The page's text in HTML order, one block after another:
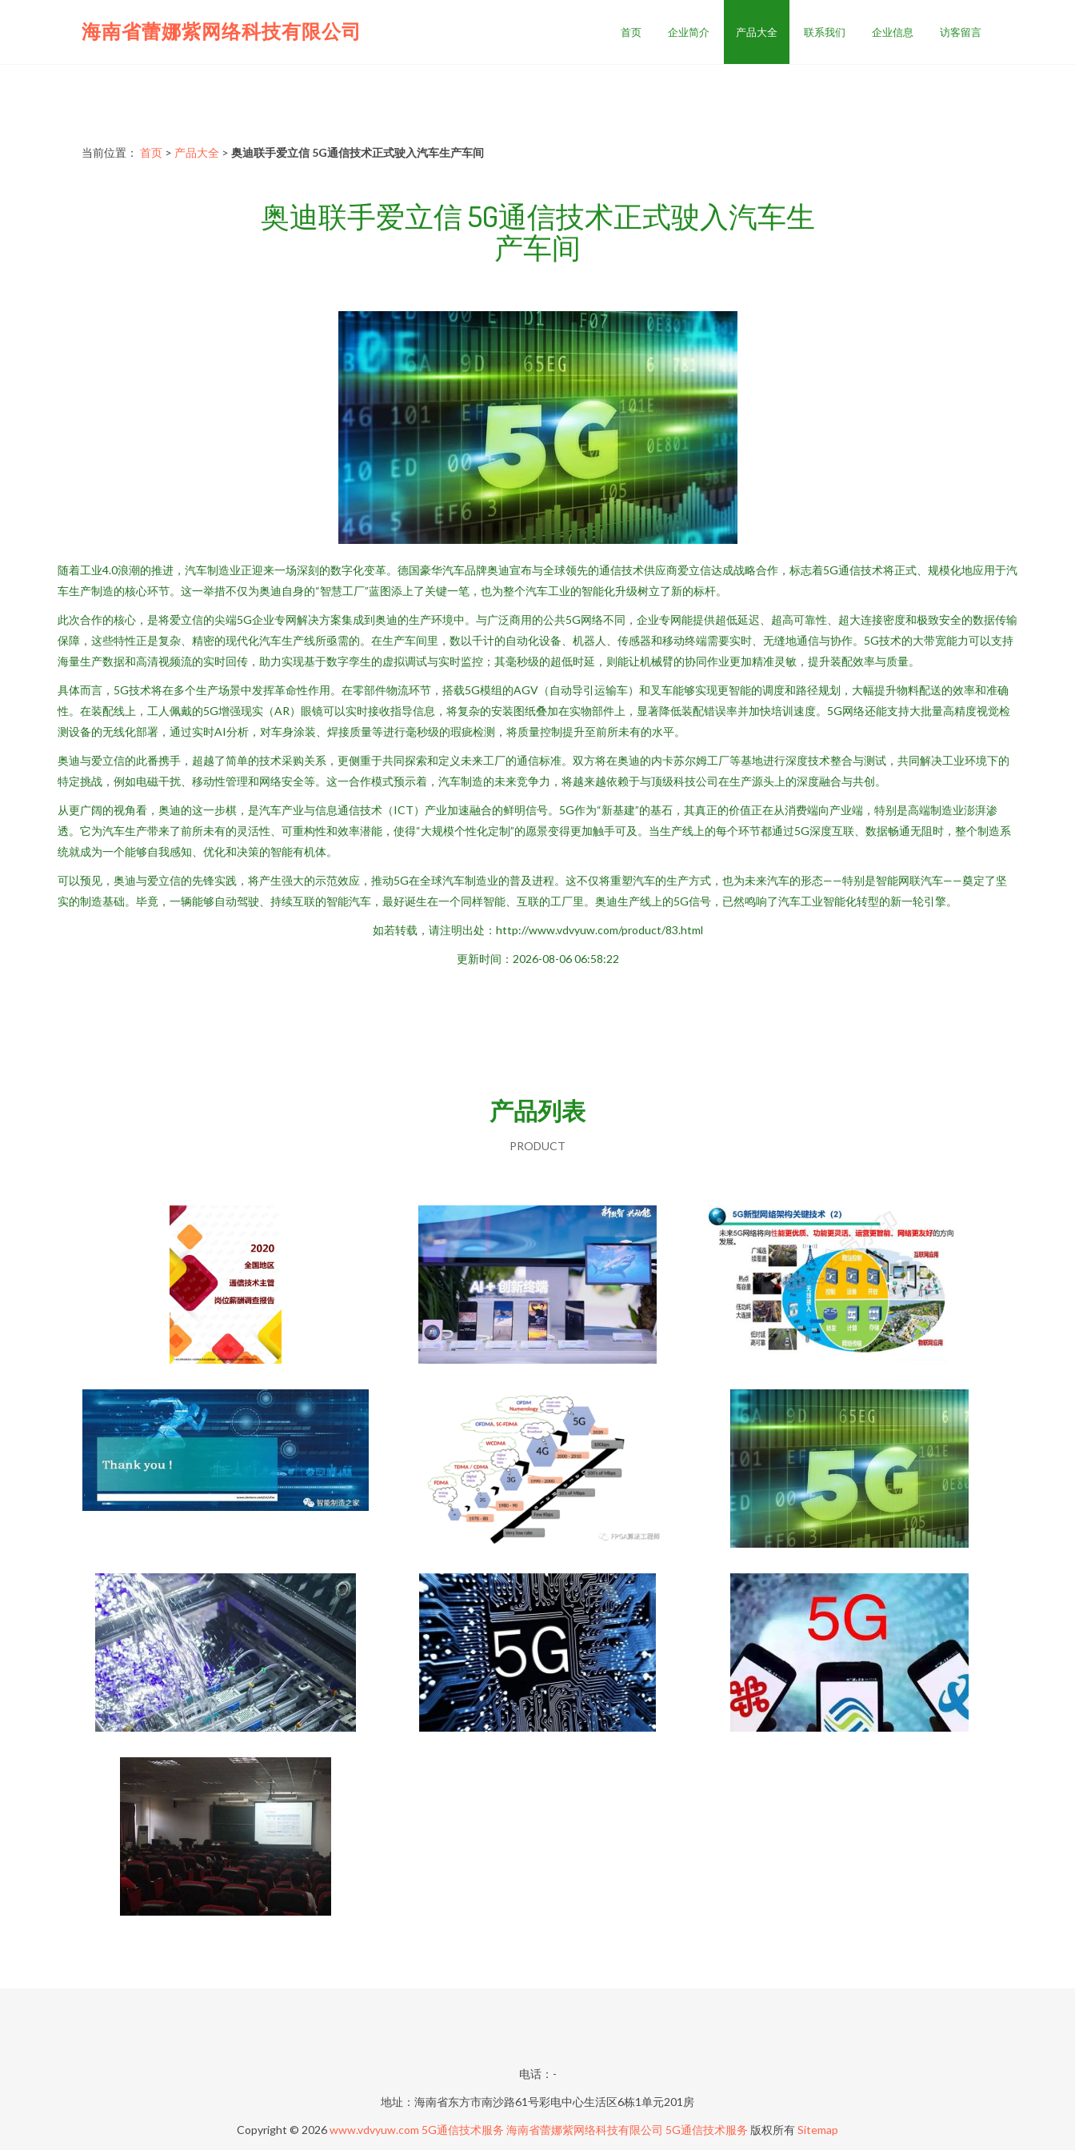
海南省蕾娜紫网络科技有限公司 首页 企业简介 产品大全 联系我们 企业信息 访客留言
当前位置： 首页 > 产品大全 > 奥迪联手爱立信 5G通信技术正式驶入汽车生产车间
奥迪联手爱立信 5G通信技术正式驶入汽车生
产车间
随着工业4.0浪潮的推进，汽车制造业正迎来一场深刻的数字化变革。德国豪华汽车品牌奥迪宣布与全球领先的通信技术供应商爱立信达成战略合作，标志着5G通信技术将正式、规模化地应用于汽
车生产制造的核心环节。这一举措不仅为奥迪自身的“智慧工厂”蓝图添上了关键一笔，也为整个汽车工业的智能化升级树立了新的标杆。
此次合作的核心，是将爱立信的尖端5G企业专网解决方案集成到奥迪的生产环境中。与广泛商用的公共5G网络不同，企业专网能提供超低延迟、超高可靠性、超大连接密度和极致安全的数据传输
保障，这些特性正是复杂、精密的现代化汽车生产线所亟需的。在生产车间里，数以千计的自动化设备、机器人、传感器和移动终端需要实时、无缝地通信与协作。5G技术的大带宽能力可以支持
海量生产数据和高清视频流的实时回传，助力实现基于数字孪生的虚拟调试与实时监控；其毫秒级的超低时延，则能让机械臂的协同作业更加精准灵敏，提升装配效率与质量。
具体而言，5G技术将在多个生产场景中发挥革命性作用。在零部件物流环节，搭载5G模组的AGV（自动导引运输车）和叉车能够实现更智能的调度和路径规划，大幅提升物料配送的效率和准确
性。在装配线上，工人佩戴的5G增强现实（AR）眼镜可以实时接收指导信息，将复杂的安装图纸叠加在实物部件上，显著降低装配错误率并加快培训速度。5G网络还能支持大批量高精度视觉检
测设备的无线化部署，通过实时AI分析，对车身涂装、焊接质量等进行毫秒级的瑕疵检测，将质量控制提升至前所未有的水平。
奥迪与爱立信的此番携手，超越了简单的技术采购关系，更侧重于共同探索和定义未来工厂的通信标准。双方将在奥迪的内卡苏尔姆工厂等基地进行深度技术整合与测试，共同解决工业环境下的
特定挑战，例如电磁干扰、移动性管理和网络安全等。这一合作模式预示着，汽车制造的未来竞争力，将越来越依赖于与顶级科技公司在生产源头上的深度融合与共创。
从更广阔的视角看，奥迪的这一步棋，是汽车产业与信息通信技术（ICT）产业加速融合的鲜明信号。5G作为“新基建”的基石，其真正的价值正在从消费端向产业端，特别是高端制造业澎湃渗
透。它为汽车生产带来了前所未有的灵活性、可重构性和效率潜能，使得“大规模个性化定制”的愿景变得更加触手可及。当生产线上的每个环节都通过5G深度互联、数据畅通无阻时，整个制造系
统就成为一个能够自我感知、优化和决策的智能有机体。
可以预见，奥迪与爱立信的先锋实践，将产生强大的示范效应，推动5G在全球汽车制造业的普及进程。这不仅将重塑汽车的生产方式，也为未来汽车的形态——特别是智能网联汽车——奠定了坚
实的制造基础。毕竟，一辆能够自动驾驶、持续互联的智能汽车，最好诞生在一个同样智能、互联的工厂里。奥迪生产线上的5G信号，已然鸣响了汽车工业智能化转型的新一轮引擎。
如若转载，请注明出处：http://www.vdvyuw.com/product/83.html
更新时间：2026-08-06 06:58:22
产品列表
PRODUCT
电话：-
地址：海南省东方市南沙路61号彩电中心生活区6栋1单元201房
Copyright © 2026www.vdvyuw.com 5G通信技术服务 海南省蕾娜紫网络科技有限公司 5G通信技术服务 版权所有Sitemap